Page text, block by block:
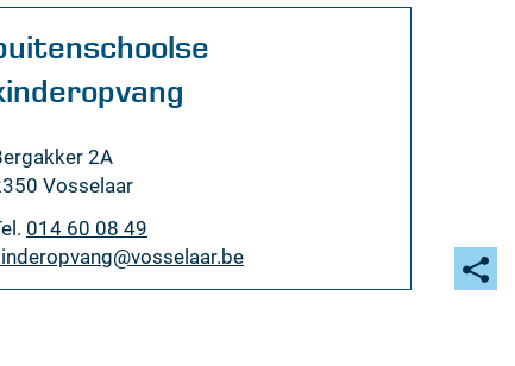
2A
Vosselaar
014 60 08 49
@vosselaar.be